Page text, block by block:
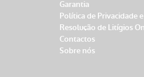
Garantia
Política de Privacidade
Resolução de Litígios
Contactos
Sobre nós